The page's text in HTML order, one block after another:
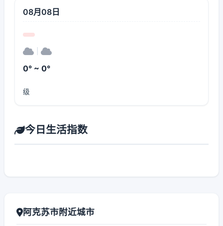
08月08日
0° ~ 0°
级
今日生活指数
阿克苏市附近城市